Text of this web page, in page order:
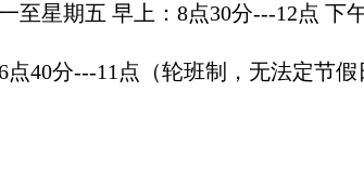
至星期五 早上：8点30分---12点 下
40分---11点（轮班制，无法定节假